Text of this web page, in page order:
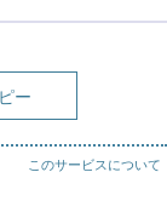
ー
このサービスについて